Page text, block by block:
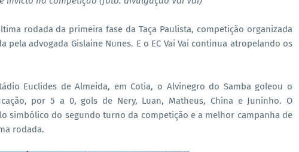
rodada da primeira fase da Taça Paulista, competição organizada
pela advogada Gislaine Nunes. E o EC Vai Vai continua atropelando os
Euclides de Almeida, em Cotia, o Alvinegro do Samba goleou o
por 5 a 0, gols de Nery, Luan, Matheus, China e Juninho. O
simbólico do segundo turno da competição e a melhor campanha de
rodada.